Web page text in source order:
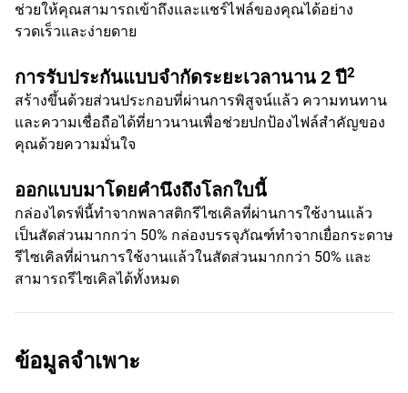
ช่วยให้คุณสามารถเข้าถึงและแชร์ไฟล์ของคุณได้อย่าง
รวดเร็วและง่ายดาย
การรับประกันแบบจำกัดระยะเวลานาน 2 ปี2
สร้างขึ้นด้วยส่วนประกอบที่ผ่านการพิสูจน์แล้ว ความทนทาน
และความเชื่อถือได้ที่ยาวนานเพื่อช่วยปกป้องไฟล์สำคัญของ
คุณด้วยความมั่นใจ
ออกแบบมาโดยคำนึงถึงโลกใบนี้
กล่องไดรฟ์นี้ทำจากพลาสติกรีไซเคิลที่ผ่านการใช้งานแล้ว
เป็นสัดส่วนมากกว่า 50% กล่องบรรจุภัณฑ์ทำจากเยื่อกระดาษ
รีไซเคิลที่ผ่านการใช้งานแล้วในสัดส่วนมากกว่า 50% และ
สามารถรีไซเคิลได้ทั้งหมด
ข้อมูลจำเพาะ